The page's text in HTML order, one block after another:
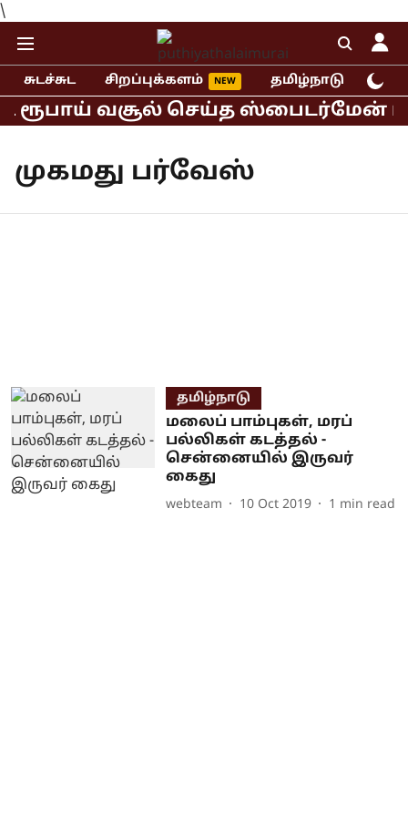
\
சுடச்சுட சிறப்புக்களம் தமிழ்நாடு
ரூபாய் வசூல் செய்த ஸ்பைடர்மேன்
முகமது பர்வேஸ்
தமிழ்நாடு
மலைப் பாம்புகள், மரப்
பல்லிகள் கடத்தல் -
சென்னையில் இருவர்
கைது
webteam 10 Oct 2019 1 min read